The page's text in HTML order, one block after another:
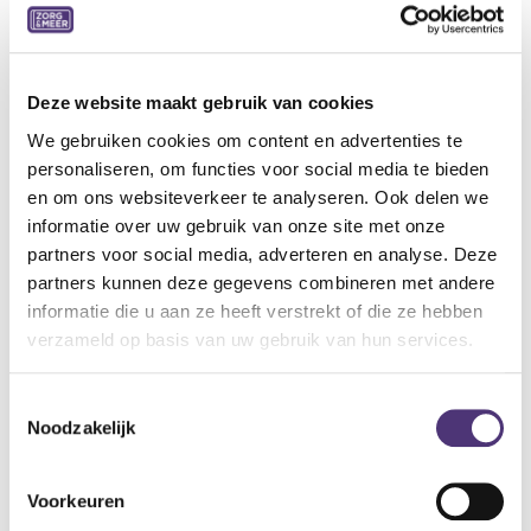
Deze website maakt gebruik van cookies
We gebruiken cookies om content en advertenties te
personaliseren, om functies voor social media te bieden
en om ons websiteverkeer te analyseren. Ook delen we
informatie over uw gebruik van onze site met onze
partners voor social media, adverteren en analyse. Deze
partners kunnen deze gegevens combineren met andere
informatie die u aan ze heeft verstrekt of die ze hebben
verzameld op basis van uw gebruik van hun services.
Noodzakelijk
Voorkeuren
Deze klok functioneert als chronometer en is ideaal
wanneer de testpersoon de tijd wil volgen. De tijd wordt
van 1 uur. Door de rode cirkel op het gewenste aantal
minuten te draaien, start de klok automatisch. Aan het einde
klinkt een geluidssignaal, vergelijkbaar met een
kookwekker.
Specificaties:
Functioneert als chronometer
Tijdsweergave: minuten
Werkt op 2 X AA batterijen (niet inbegrepen)
Aan winkelmandje toevoegen